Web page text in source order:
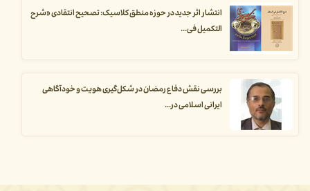
انتشار اثر جدید در حوزه منطق کلاسیک: تصحیح انتقادی «شرح
التکمیل فی...
بررسی نقش دفاع رمضان در شکل‌گیری هویت و خودآگاهی
ایرانی اسلامی در...